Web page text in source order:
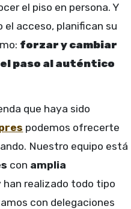
el piso en persona. Y
el acceso, planifican su
forzar y cambiar
paso al auténtico
que haya sido
podemos ofrecerte
Nuestro equipo está
con amplia
han realizado todo tipo
con delegaciones